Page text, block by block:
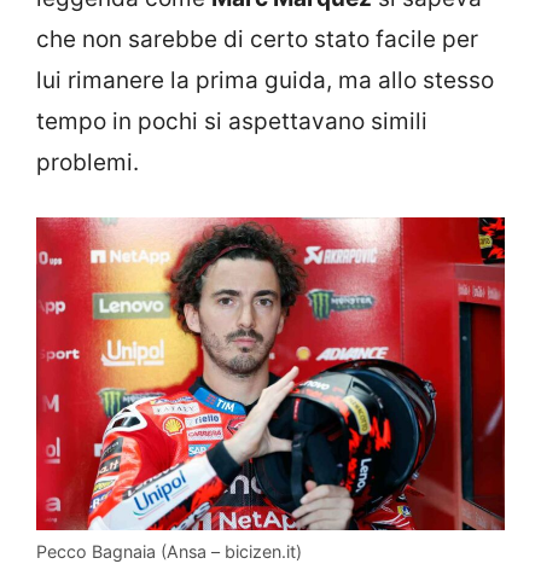
che non sarebbe di certo stato facile per
lui rimanere la prima guida, ma allo stesso
tempo in pochi si aspettavano simili
problemi.
Pecco Bagnaia (Ansa – bicizen.it)